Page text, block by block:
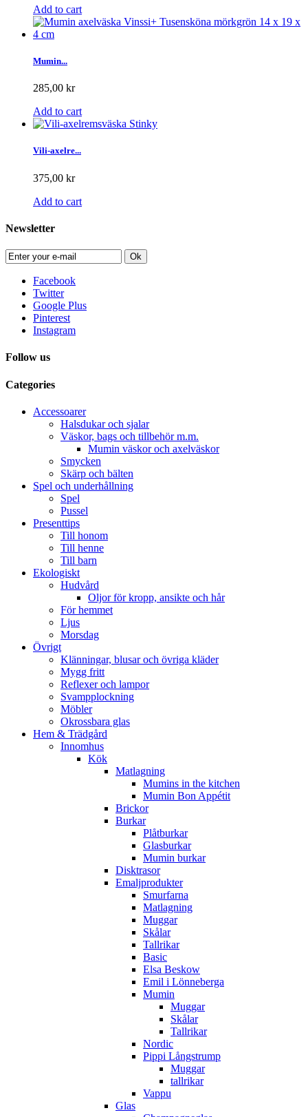
Add to cart
Mumin...
285,00 kr
Add to cart
Vili-axelre...
375,00 kr
Add to cart
Newsletter
Ok
Facebook
Twitter
Google Plus
Pinterest
Instagram
Follow us
Categories
Accessoarer
Halsdukar och sjalar
Väskor, bags och tillbehör m.m.
Mumin väskor och axelväskor
Smycken
Skärp och bälten
Spel och underhållning
Spel
Pussel
Presenttips
Till honom
Till henne
Till barn
Ekologiskt
Hudvård
Oljor för kropp, ansikte och hår
För hemmet
Ljus
Morsdag
Övrigt
Klänningar, blusar och övriga kläder
Mygg fritt
Reflexer och lampor
Svampplockning
Möbler
Okrossbara glas
Hem & Trädgård
Innomhus
Kök
Matlagning
Mumins in the kitchen
Mumin Bon Appétit
Brickor
Burkar
Plåtburkar
Glasburkar
Mumin burkar
Disktrasor
Emaljprodukter
Smurfarna
Matlagning
Muggar
Skålar
Tallrikar
Basic
Elsa Beskow
Emil i Lönneberga
Mumin
Muggar
Skålar
Tallrikar
Nordic
Pippi Långstrump
Muggar
tallrikar
Vappu
Glas